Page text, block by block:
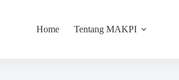
Home Tentang MAKPI